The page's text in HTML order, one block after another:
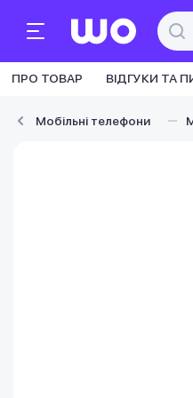
ПРО ТОВАР ВІДГУКИ ТА
Мобільні телефони